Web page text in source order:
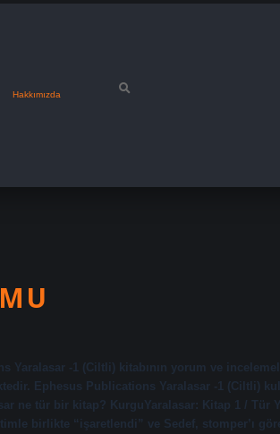
Hakkımızda
-1 (Ciltli) kitabının yorum ve
Ephesus Publications Yaralasar -1 (Ciltli)
ne tür bir kitap? KurguYaralasar: Kitap 1 / Tür
birlikte “işaretlendi” ve Sedef, stomper’ı